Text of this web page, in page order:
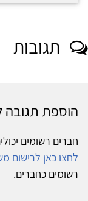
תגובות
הוספת תגובה
חברים רשומים
לחצו כאן לרישום
רשומים כחברים.